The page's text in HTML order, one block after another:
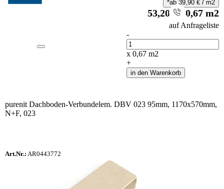
auf Anfrageliste
-
Anzahl
x 0,67 m2
+
in den Warenkorb
*ab 39,90 €/ m2
53,20 €/ 0,67 m2
purenit Dachboden-Verbundelem. DBV 023 95mm, 1170x570mm,
N+F, 023
Art.Nr.: AR0443772